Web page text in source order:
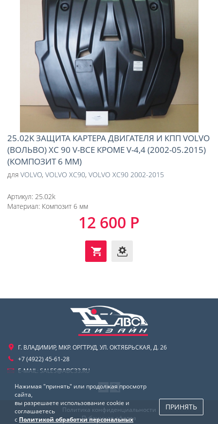
25.02K ЗАЩИТА КАРТЕРА ДВИГАТЕЛЯ И КПП VOLVO
(ВОЛЬВО) XC 90 V-ВСЕ КРОМЕ V-4,4 (2002-05.2015)
(КОМПОЗИТ 6 ММ)
для VOLVO, VOLVO XC90, VOLVO XC90 2002-2015
Артикул: 25.02k
Материал: Композит 6 мм
12 600 Р
Г. ВЛАДИМИР, МКР. ОРГТРУД, УЛ. ОКТЯБРЬСКАЯ, Д. 26
+7 (4922) 45-61-28
E-MAIL: SALES@ABC33.RU
Политика конфиденциальности
Публичная оферта
Нажимая "принять" или продолжая просмотр
сайта,
вы разрешаете использование cookie и
соглашаетесь
с Политикой обработки персональных
ПРИНЯТЬ